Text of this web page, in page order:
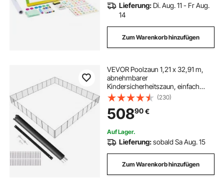
Lieferung: Di. Aug. 11 - Fr Aug.
14
Zum Warenkorb hinzufügen
VEVOR Poolzaun 1,21 x 32,91 m,
abnehmbarer
Kindersicherheitszaun, einfach
selbst zu installierender
Swimmingpoolzaun, 340 g Teslin
PVC-Poolzaunnetz schützt Kinder
und Haustiere
(230)
50890€
Auf Lager.
Lieferung:sobald Sa Aug. 15
Zum Warenkorb hinzufügen